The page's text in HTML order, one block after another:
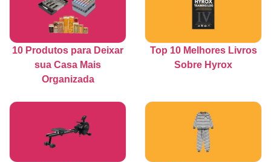
10 Produtos para Deixar
sua Casa Mais
Organizada
Top 10 Melhores Livros
Sobre Hyrox